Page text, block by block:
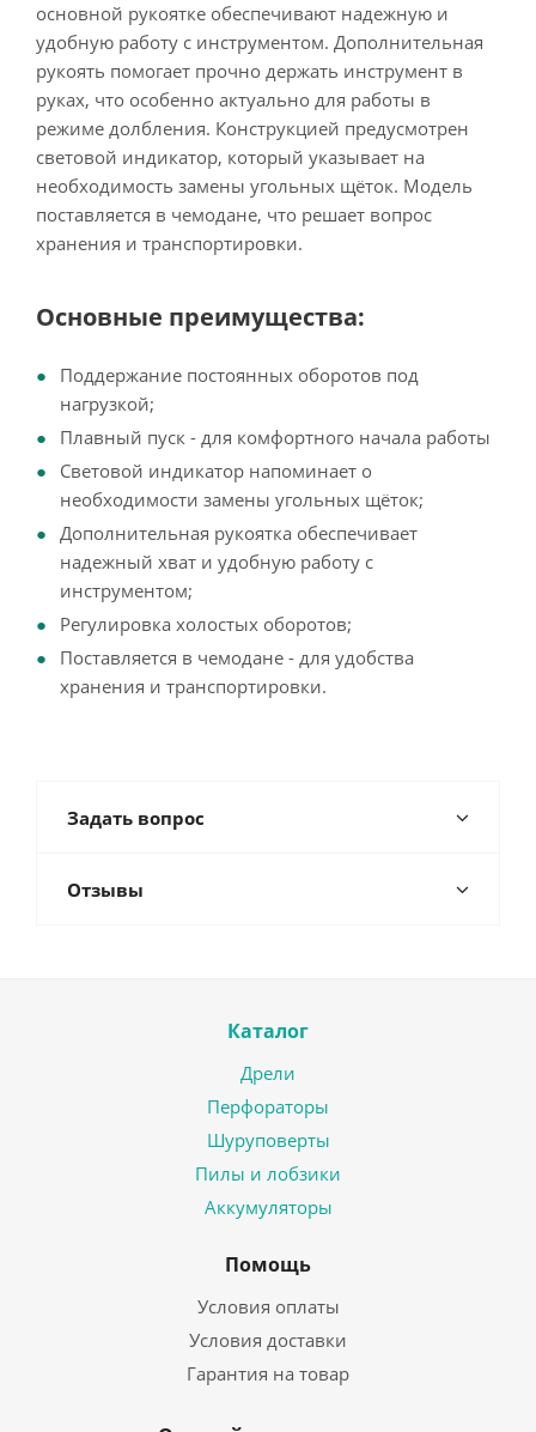
основной рукоятке обеспечивают надежную и
удобную работу с инструментом. Дополнительная
рукоять помогает прочно держать инструмент в
руках, что особенно актуально для работы в
режиме долбления. Конструкцией предусмотрен
световой индикатор, который указывает на
необходимость замены угольных щёток. Модель
поставляется в чемодане, что решает вопрос
хранения и транспортировки.
Основные преимущества:
Поддержание постоянных оборотов под
нагрузкой;
Плавный пуск - для комфортного начала работы
Световой индикатор напоминает о
необходимости замены угольных щёток;
Дополнительная рукоятка обеспечивает
надежный хват и удобную работу с
инструментом;
Регулировка холостых оборотов;
Поставляется в чемодане - для удобства
хранения и транспортировки.
Задать вопрос
Отзывы
Каталог
Дрели
Перфораторы
Шуруповерты
Пилы и лобзики
Аккумуляторы
Помощь
Условия оплаты
Условия доставки
Гарантия на товар